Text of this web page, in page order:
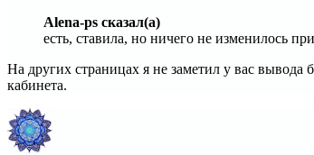
Alena-ps сказал(а)
есть, ставила, но ничего не изменилось
На других страницах я не заметил у вас вывода
кабинета.